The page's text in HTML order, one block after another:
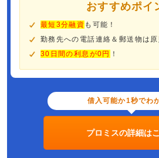
おすすめポイ
最短3分融資 も可能！
勤務先への電話連絡＆郵送物は原
30日間の利息が0円
！
借入可能か1秒でわ
プロミスの詳細は